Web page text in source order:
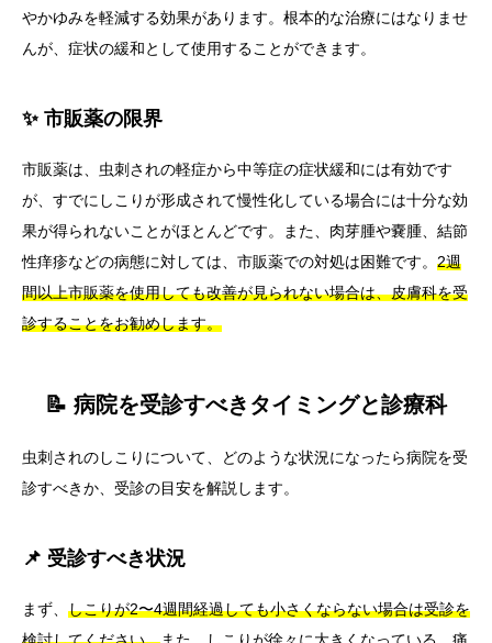
やかゆみを軽減する効果があります。根本的な治療にはなりませ
んが、症状の緩和として使用することができます。
✨ 市販薬の限界
市販薬は、虫刺されの軽症から中等症の症状緩和には有効です
が、すでにしこりが形成されて慢性化している場合には十分な効
果が得られないことがほとんどです。また、肉芽腫や嚢腫、結節
性痒疹などの病態に対しては、市販薬での対処は困難です。 2週
間以上市販薬を使用しても改善が見られない場合は、皮膚科を受
診することをお勧めします。
📝 病院を受診すべきタイミングと診療科
虫刺されのしこりについて、どのような状況になったら病院を受
診すべきか、受診の目安を解説します。
📌 受診すべき状況
まず、 しこりが2〜4週間経過しても小さくならない場合は受診を